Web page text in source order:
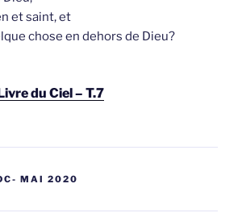
et saint, et
chose en dehors de Dieu?
du Ciel – T.7
MAI 2020